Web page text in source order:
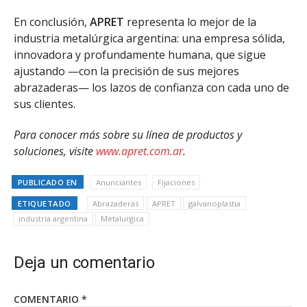
En conclusión, APRET representa lo mejor de la
industria metalúrgica argentina: una empresa sólida,
innovadora y profundamente humana, que sigue
ajustando —con la precisión de sus mejores
abrazaderas— los lazos de confianza con cada uno de
sus clientes.
Para conocer más sobre su línea de productos y
soluciones, visite www.apret.com.ar.
PUBLICADO EN Anunciantes Fijaciones
ETIQUETADO Abrazaderas APRET
galvanoplastia
industria argentina
Metalurgica
Deja un comentario
COMENTARIO *